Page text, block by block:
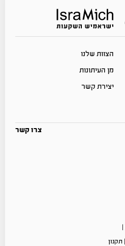
הצוות שלנו
מן העיתונות
יצירת קשר
צרו קשר
תקנון